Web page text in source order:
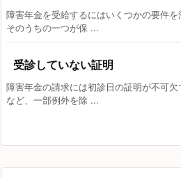
障害年金を受給するにはいくつかの要件を
そのうちの一つが保 ...
受診していない証明
障害年金の請求には初診日の証明が不可
など、一部例外を除 ...